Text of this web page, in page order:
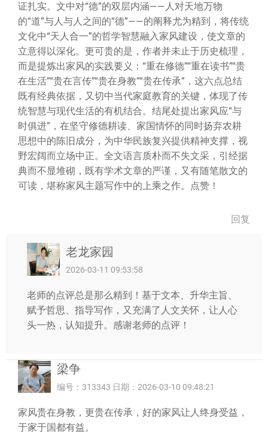
证扎实。文中对“德”的双层内涵——人对天地万物
的“道”与人与人之间的“德”——的阐释尤为精到，将传统
文化中“天人合一”的哲学智慧融入家风建设，使文章的
立意得以深化。更可贵的是，作者并未止于历史梳理，
而是提炼出家风的实践要义：“重在修德”“重在读书”“贵
在生活”“贵在言传”“贵在身教”“贵在传承”，这六点总结
既有经典依据，又切中当代家庭教育的关键，体现了传
统智慧与现代生活的有机结合。结尾处提出家风应“与
时俱进”，在坚守修德耕读、家国情怀的同时扬弃农耕
思想中的陈旧成分，为中华民族复兴提供精神支撑，视
野宏阔而立场中正。全文语言质朴而不失文采，引经据
典而不显堆砌，既有学术文章的严谨，又有随笔散文的
可读，堪称家风主题写作中的上乘之作。点赞！
回复
老龙家园
2026-03-11 09:53:58
老师的点评总是那么精到！基于文本、升华主旨、
赋予哲思、指导写作，又充满了人文关怀，让人心
头一热，认知提升。感谢老师的点评！
梁争
编号：313343 日期：2026-03-10 09:48:21
家风贵在身教，更贵在传承，好的家风让人终身受益，
于家于国都有益。